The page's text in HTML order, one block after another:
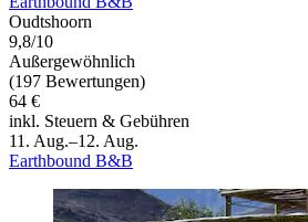
Oudtshoorn
9,8/10
Außergewöhnlich
(197 Bewertungen)
64 €
inkl. Steuern & Gebühren
11. Aug.–12. Aug.
Earthbound B&B